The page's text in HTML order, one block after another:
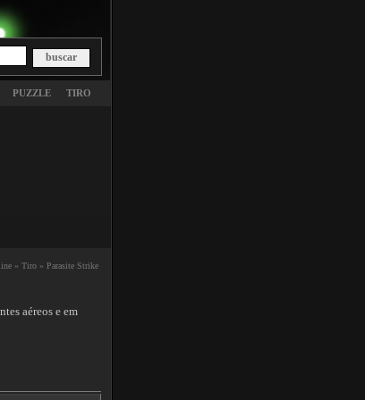
PUZZLE TIRO
» Tiro » Parasite Strike
aéreos e em